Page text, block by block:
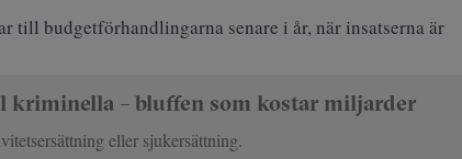
till budgetförhandlingarna senare i år, när insatserna är
kriminella – bluffen som kostar miljarder
eller sjukersättning.